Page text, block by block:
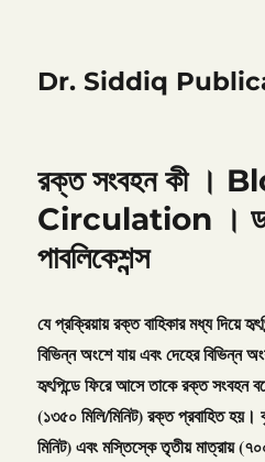
Dr. Siddiq
রক্ত সংবহন কী ।
Circulation । ড.
পাবলিকেশন্স
যেপ্রক্রিয়ায়রক্তবাহিকারমধ্যদিয়ে
বিভিন্নঅংশেযায়এবংদেহেরবিভিন্ন
হৃৎপিন্ডেফিরেআসেতাকেরক্তসংবহন
(১৩৫০মিলি/মিনিট)রক্তপ্রবাহিতহয়।
মিনিট)এবংমস্তিস্কেতৃতীয়মাত্রায়(